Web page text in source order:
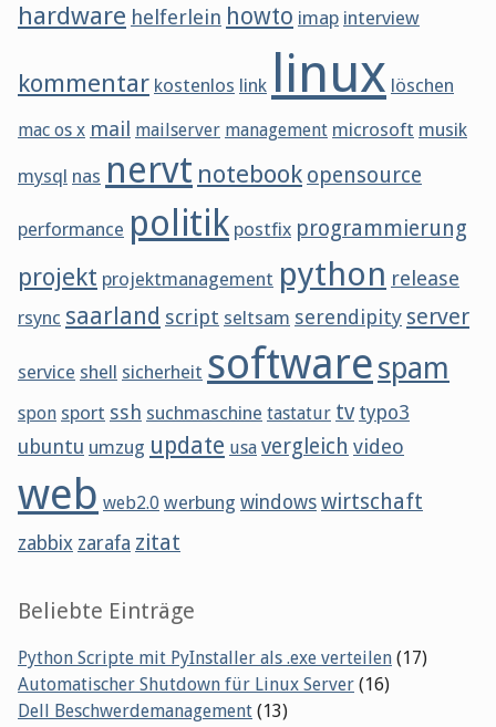
hardware helferlein howto imap interview
kommentar kostenlos link linux löschen
mac os x mail mailserver management microsoft musik
mysql nas nervt notebook opensource
performance politik postfix programmierung
projekt projektmanagement python release
rsync saarland script seltsam serendipity server
service shell sicherheit softwarespam
spon sport ssh suchmaschine tastatur tv typo3
ubuntu umzug update usa vergleich video
web web2.0 werbung windows wirtschaft
zabbix zarafa zitat
Beliebte Einträge
Python Scripte mit PyInstaller als .exe verteilen (17)
Automatischer Shutdown für Linux Server (16)
Dell Beschwerdemanagement (13)